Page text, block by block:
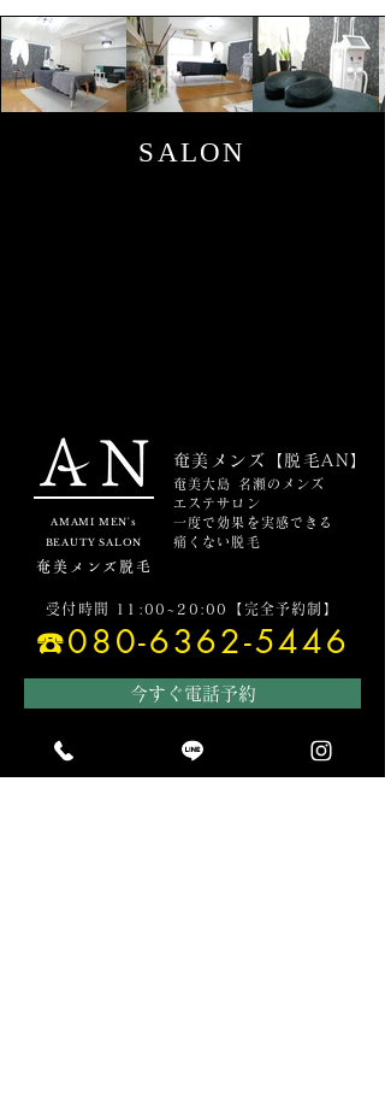
SALON
AMAMI MEN's
BEAUTY SALON
奄美メンズ脱毛
奄美メンズ【脱毛AN】
奄美大島 名瀬のメンズ
エステサロン
一度で効果を実感できる
痛くない脱毛
受付時間 11:00~20:00【完全予約制】
☎️080-6362-5446
今すぐ電話予約
LINE予約